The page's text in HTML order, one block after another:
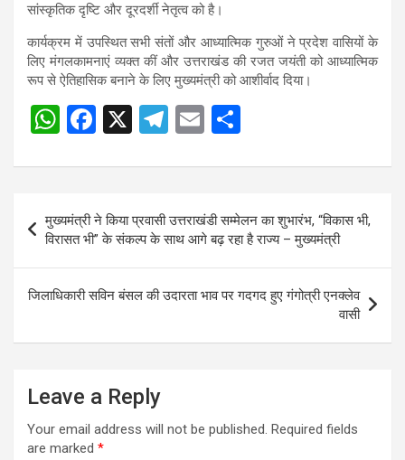
सांस्कृतिक दृष्टि और दूरदर्शी नेतृत्व को है।
कार्यक्रम में उपस्थित सभी संतों और आध्यात्मिक गुरुओं ने प्रदेश वासियों के
लिए मंगलकामनाएं व्यक्त कीं और उत्तराखंड की रजत जयंती को आध्यात्मिक
रूप से ऐतिहासिक बनाने के लिए मुख्यमंत्री को आशीर्वाद दिया।
W
at
s
A
p
p
F
ce
b
o
o
k
X
T
e
a
m
E
ail ar
navigation
मुख्यमंत्री ने किया प्रवासी उत्तराखंडी सम्मेलन का शुभारंभ, “विकास भी,
विरासत भी” के संकल्प के साथ आगे बढ़ रहा है राज्य – मुख्यमंत्री
जिलाधिकारी सविन बंसल की उदारता भाव पर गदगद हुए गंगोत्री एनक्लेव
वासी
Leave a Reply
Your email address will not be published. Required fields
are marked *